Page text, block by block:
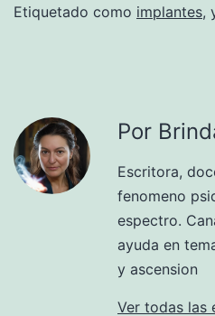
Etiquetado como implantes,
Por
Escritora,
fenomeno
espectro.
ayuda en
y ascension
Ver todas las